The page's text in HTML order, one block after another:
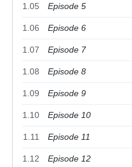
1.05 Episode 5
1.06 Episode 6
1.07 Episode 7
1.08 Episode 8
1.09 Episode 9
1.10 Episode 10
1.11 Episode 11
1.12 Episode 12